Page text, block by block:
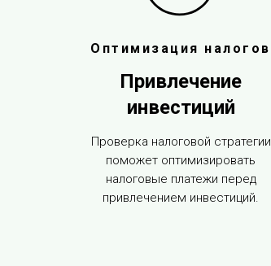
Оптимизация налогов
Привлечение
инвестиций
Проверка налоговой стратегии
поможет оптимизировать
налоговые платежи перед
привлечением инвестиций.